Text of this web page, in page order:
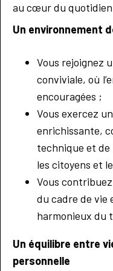
au cœur du
Un environnement
Vous rejoignez
conviviale, où
encouragées ;
Vous exercez
enrichissante,
technique et
les citoyens et
Vous
du cadre de vie
harmonieux du
Un équilibre entre
personnelle